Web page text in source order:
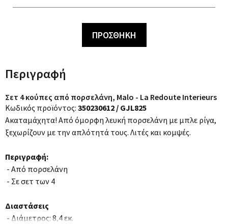
ΠΡΟΣΘΗΚΗ
Περιγραφή
Σετ 4 κούπες από πορσελάνη, Malo - La Redoute Interieurs
Κωδικός προϊόντος: 350230612 / GJL825
Ακαταμάχητα! Από όμορφη λευκή πορσελάνη με μπλε ρίγα,
ξεχωρίζουν με την απλότητά τους. Λιτές και κομψές.
Περιγραφή:
- Από πορσελάνη
- Σε σετ των 4
Διαστάσεις
- Διάμετρος: 8,4 εκ.